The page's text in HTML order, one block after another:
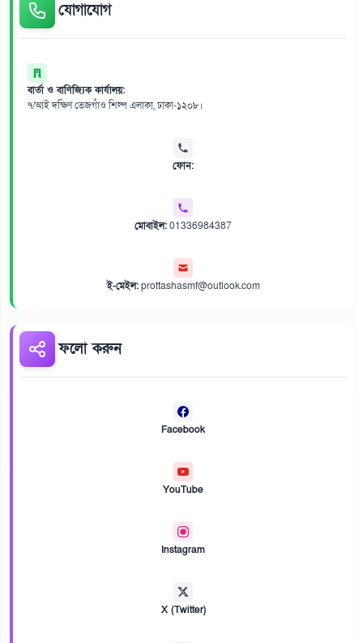
যোগাযোগ
বার্তা ও বাণিজ্যিক কার্যালয়:
৭/আই দক্ষিণ তেজগাঁও শিল্প এলাকা, ঢাকা-১২০৮।
ফোন:
মোবাইল:01336984387
ই-মেইল:prottashasmf@outlook.com
ফলো করুন
Facebook
YouTube
Instagram
X (Twitter)